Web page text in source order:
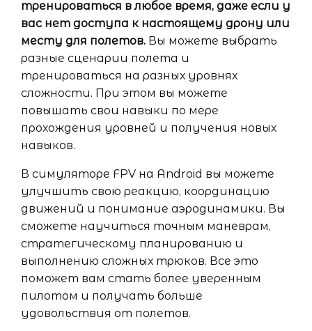
тренироваться в любое время, даже если у
вас нет доступа к настоящему дрону или
месту для полетов. Вы можете выбрать
разные сценарии полета и
тренироваться на разных уровнях
сложности. При этом вы можете
повышать свои навыки по мере
прохождения уровней и получения новых
навыков.
В симуляторе FPV на Android вы можете
улучшить свою реакцию, координацию
движений и понимание аэродинамики. Вы
сможете научиться точным маневрам,
стратегическому планированию и
выполнению сложных трюков. Все это
поможет вам стать более уверенным
пилотом и получать больше
удовольствия от полетов.